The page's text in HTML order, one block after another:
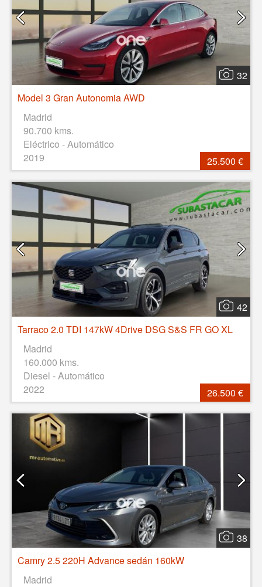
32
Model 3 Gran Autonomia AWD
Madrid
90.700 kms.
Eléctrico - Automático
2019
25.500 €
42
Tarraco 2.0 TDI 147kW 4Drive DSG S&S FR GO XL
Madrid
160.000 kms.
Diesel - Automático
2022
26.500 €
38
Camry 2.5 220H Advance sedán 160kW
Madrid